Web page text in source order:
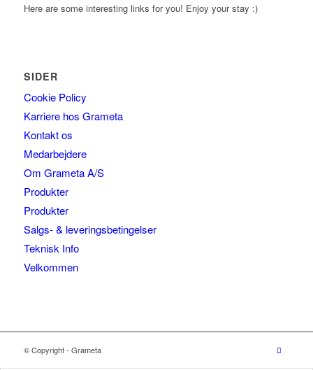
Here are some interesting links for you! Enjoy your stay :)
SIDER
Cookie Policy
Karriere hos Grameta
Kontakt os
Medarbejdere
Om Grameta A/S
Produkter
Produkter
Salgs- & leveringsbetingelser
Teknisk Info
Velkommen
© Copyright - Grameta